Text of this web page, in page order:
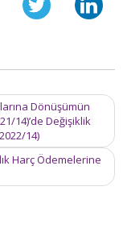
Dönüşümün
14)’de Değişiklik
14)
Harç Ödemelerine